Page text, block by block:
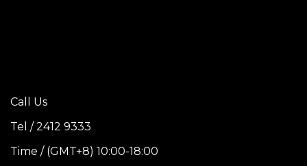
Call Us
Tel / 2412 9333
Time / (GMT+8) 10:00-18:00